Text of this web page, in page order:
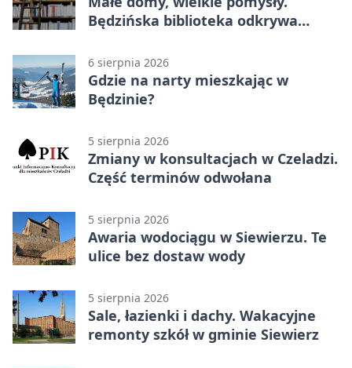
Będzińska biblioteka odkrywa
6 sierpnia 2026
Gdzie na narty mieszkając w
Będzinie?
5 sierpnia 2026
Zmiany w konsultacjach w Czeladzi.
Część terminów odwołana
5 sierpnia 2026
Awaria wodociągu w Siewierzu. Te
ulice bez dostaw wody
5 sierpnia 2026
Sale, łazienki i dachy. Wakacyjne
remonty szkół w gminie Siewierz